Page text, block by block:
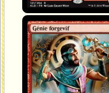
Génie forgevif